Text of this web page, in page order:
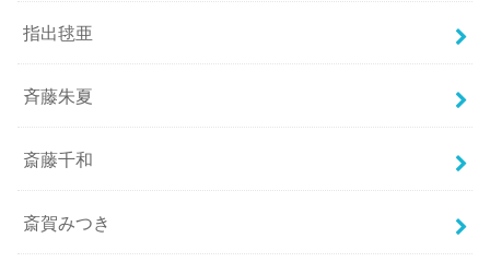
指出毬亜
斉藤朱夏
斎藤千和
斎賀みつき